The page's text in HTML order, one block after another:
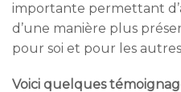
importante permettant
d’une manière plus
pour soi et pour les
Voici quelques